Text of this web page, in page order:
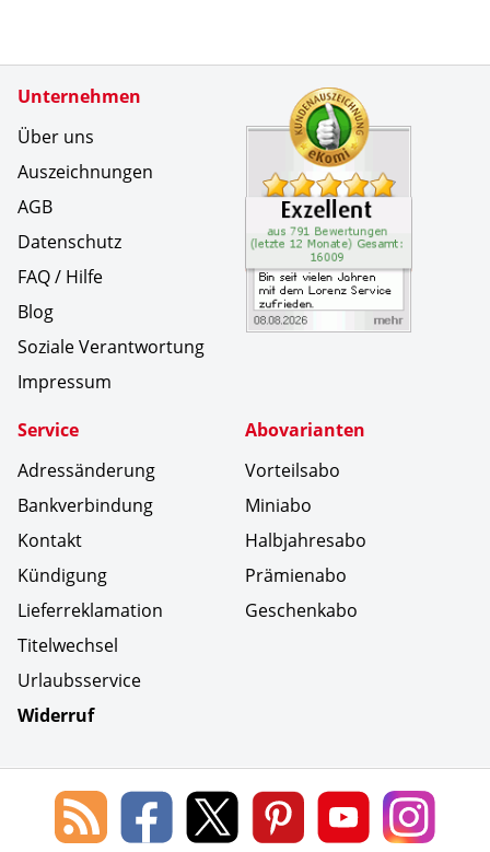
Unternehmen
Über uns
Auszeichnungen
AGB
Datenschutz
FAQ / Hilfe
Blog
Soziale Verantwortung
Impressum
Service
Adressänderung
Bankverbindung
Kontakt
Kündigung
Lieferreklamation
Titelwechsel
Urlaubsservice
Widerruf
Abovarianten
Vorteilsabo
Miniabo
Halbjahresabo
Prämienabo
Geschenkabo
Zertifikate
Social Media
Blog
des
Lorenz
Leserservice
Lorenz
Leserservice
Lorenz
Leserservice
Lorenz
Leserservice
Lorenz